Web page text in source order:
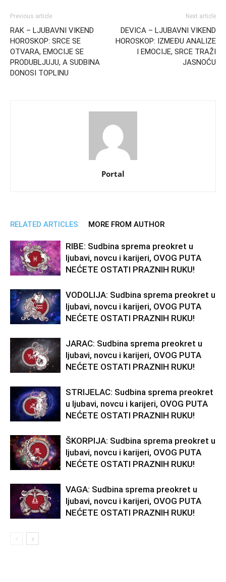
Previous article
RAK – LJUBAVNI VIKEND
HOROSKOP: SRCE SE
OTVARA, EMOCIJE SE
PRODUBLJUJU, A SUDBINA
DONOSI TOPLINU
Next article
DEVICA – LJUBAVNI VIKEND
HOROSKOP: IZMEĐU ANALIZE
I EMOCIJE, SRCE TRAŽI
JASNOĆU
Portal
RELATED ARTICLES MORE FROM AUTHOR
RIBE: Sudbina sprema preokret u
ljubavi, novcu i karijeri, OVOG PUTA
NEĆETE OSTATI PRAZNIH RUKU!
VODOLIJA: Sudbina sprema preokret u
ljubavi, novcu i karijeri, OVOG PUTA
NEĆETE OSTATI PRAZNIH RUKU!
JARAC: Sudbina sprema preokret u
ljubavi, novcu i karijeri, OVOG PUTA
NEĆETE OSTATI PRAZNIH RUKU!
STRIJELAC: Sudbina sprema preokret
u ljubavi, novcu i karijeri, OVOG PUTA
NEĆETE OSTATI PRAZNIH RUKU!
ŠKORPIJA: Sudbina sprema preokret u
ljubavi, novcu i karijeri, OVOG PUTA
NEĆETE OSTATI PRAZNIH RUKU!
VAGA: Sudbina sprema preokret u
ljubavi, novcu i karijeri, OVOG PUTA
NEĆETE OSTATI PRAZNIH RUKU!